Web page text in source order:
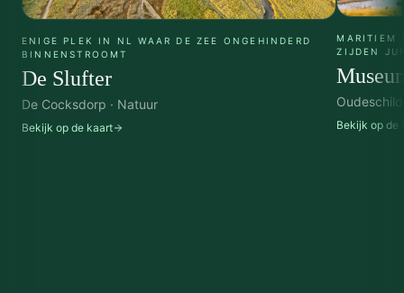
ENIGE PLEK IN NL WAAR DE ZEE ONGEHINDERD
BINNENSTROOMT
De Slufter
De Cocksdorp · Natuur
Bekijk op de kaart
MARITIEM
ZIJDEN
Bekijk op de